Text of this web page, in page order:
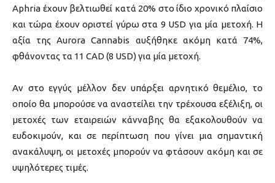
Aphria έχουν βελτιωθεί κατά 20% στο ίδιο χρονικό πλαίσιο
και τώρα έχουν οριστεί γύρω στα 9 USD για μία μετοχή. Η
αξία της Aurora Cannabis αυξήθηκε ακόμη κατά 74%,
φθάνοντας τα 11 CAD (8 USD) για μία μετοχή.
Αν στο εγγύς μέλλον δεν υπάρξει αρνητικό θεμέλιο, το
οποίο θα μπορούσε να αναστείλει την τρέχουσα εξέλιξη, οι
μετοχές των εταιρειών κάνναβης θα εξακολουθούν να
ευδοκιμούν, και σε περίπτωση που γίνει μια σημαντική
ανακάλυψη, οι μετοχές μπορούν να φτάσουν ακόμη και σε
υψηλότερες τιμές.